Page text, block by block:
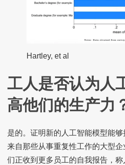
Hartley, et al
工人是否认为人
高他们的生产力
是的。证明新的人工智能模型能
来自那些从事重复性工作的大型企
们正收到更多员工的自我报告，